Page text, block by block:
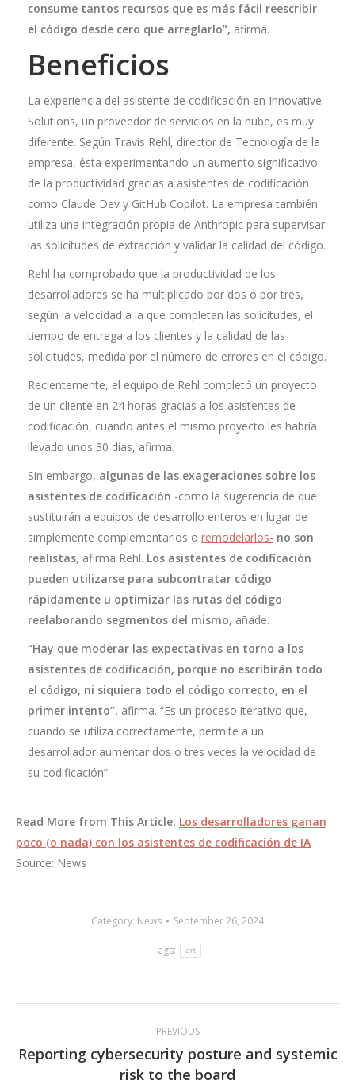
consume tantos recursos que es más fácil reescribir
el código desde cero que arreglarlo”, afirma.
Beneficios
La experiencia del asistente de codificación en Innovative
Solutions, un proveedor de servicios en la nube, es muy
diferente. Según Travis Rehl, director de Tecnología de la
empresa, ésta experimentando un aumento significativo
de la productividad gracias a asistentes de codificación
como Claude Dev y GitHub Copilot. La empresa también
utiliza una integración propia de Anthropic para supervisar
las solicitudes de extracción y validar la calidad del código.
Rehl ha comprobado que la productividad de los
desarrolladores se ha multiplicado por dos o por tres,
según la velocidad a la que completan las solicitudes, el
tiempo de entrega a los clientes y la calidad de las
solicitudes, medida por el número de errores en el código.
Recientemente, el equipo de Rehl completó un proyecto
de un cliente en 24 horas gracias a los asistentes de
codificación, cuando antes el mismo proyecto les habría
llevado unos 30 días, afirma.
Sin embargo, algunas de las exageraciones sobre los
asistentes de codificación -como la sugerencia de que
sustituirán a equipos de desarrollo enteros en lugar de
simplemente complementarlos o remodelarlos- no son
realistas, afirma Rehl. Los asistentes de codificación
pueden utilizarse para subcontratar código
rápidamente u optimizar las rutas del código
reelaborando segmentos del mismo, añade.
“Hay que moderar las expectativas en torno a los
asistentes de codificación, porque no escribirán todo
el código, ni siquiera todo el código correcto, en el
primer intento”, afirma. “Es un proceso iterativo que,
cuando se utiliza correctamente, permite a un
desarrollador aumentar dos o tres veces la velocidad de
su codificación”.
Read More from This Article: Los desarrolladores ganan
poco (o nada) con los asistentes de codificación de IA
Source: News
Category: News September 26, 2024
Tags: art
navigation
PREVIOUS
Previous
post:
Reporting cybersecurity posture and systemic
risk to the board